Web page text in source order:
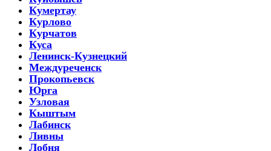
Кумертау
Курлово
Курчатов
Куса
Ленинск-Кузнецкий
Междуреченск
Прокопьевск
Юрга
Узловая
Кыштым
Лабинск
Ливны
Лобня